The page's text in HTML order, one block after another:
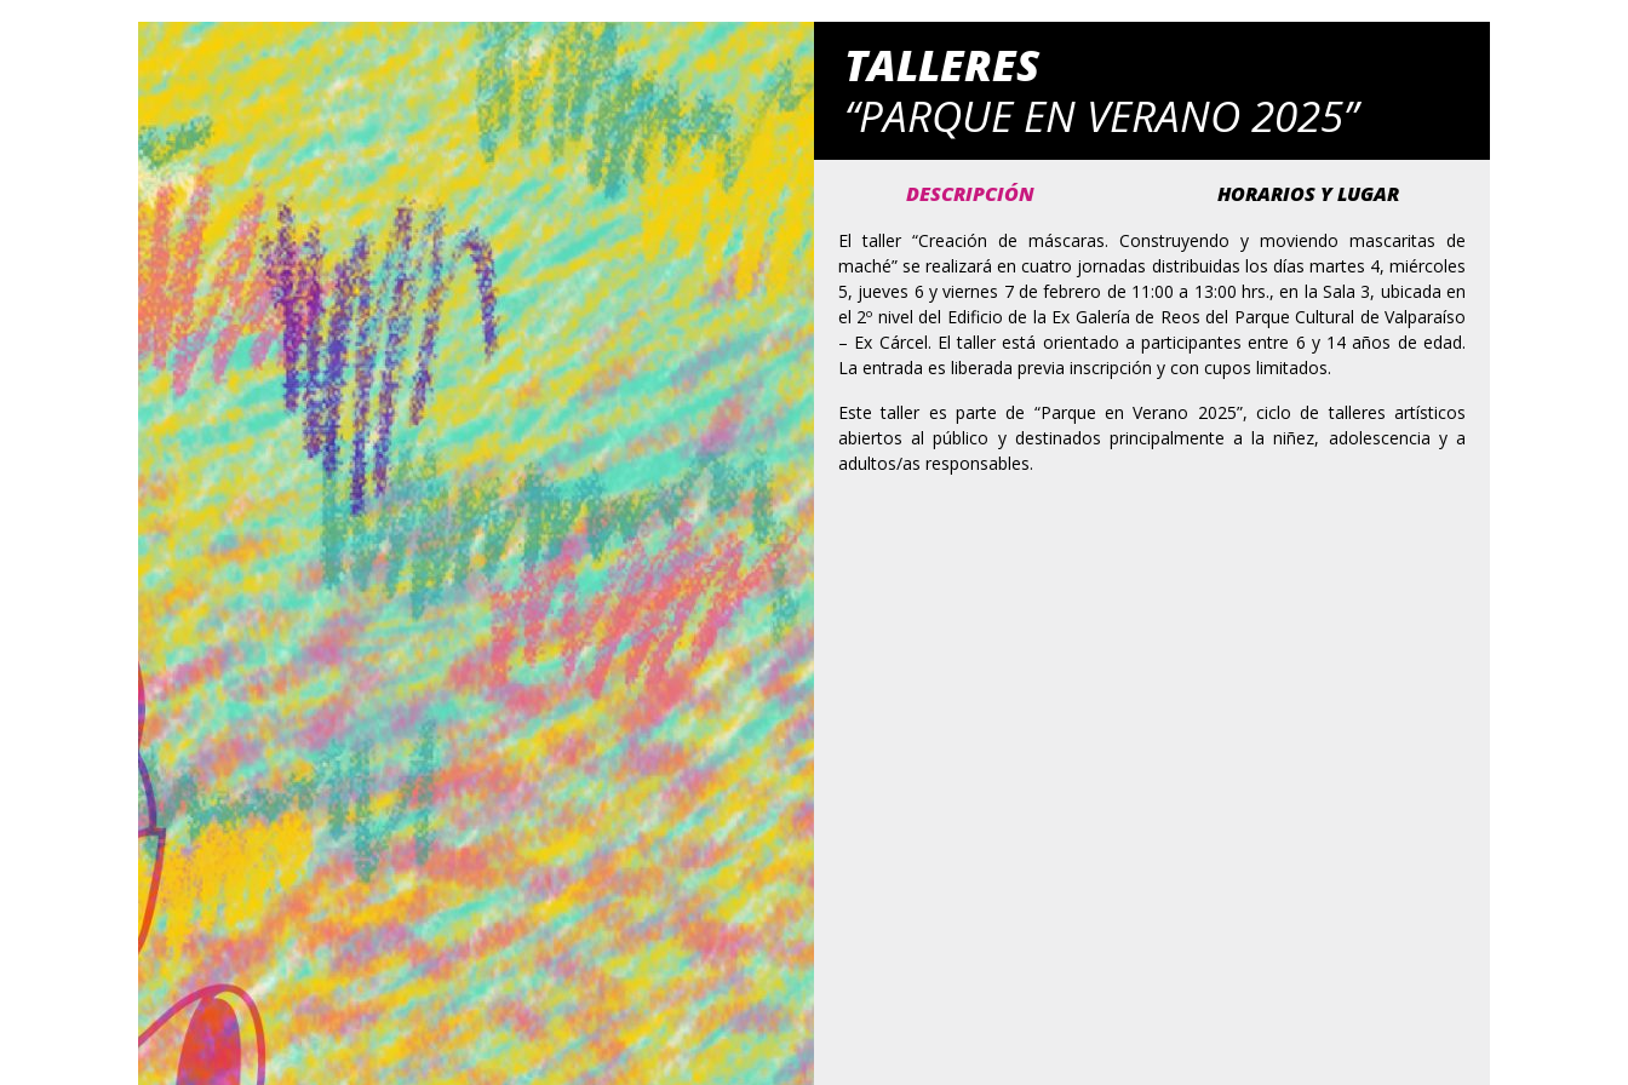
TALLERES
“PARQUE EN VERANO 2025”
DESCRIPCIÓN HORARIOS Y LUGAR
El taller “Creación de máscaras. Construyendo y moviendo mascaritas de
maché” se realizará en cuatro jornadas distribuidas los días martes 4, miércoles
5, jueves 6 y viernes 7 de febrero de 11:00 a 13:00 hrs., en la Sala 3, ubicada en
el 2º nivel del Edificio de la Ex Galería de Reos del Parque Cultural de Valparaíso
– Ex Cárcel. El taller está orientado a participantes entre 6 y 14 años de edad.
La entrada es liberada previa inscripción y con cupos limitados.
Este taller es parte de “Parque en Verano 2025”, ciclo de talleres artísticos
abiertos al público y destinados principalmente a la niñez, adolescencia y a
adultos/as responsables.